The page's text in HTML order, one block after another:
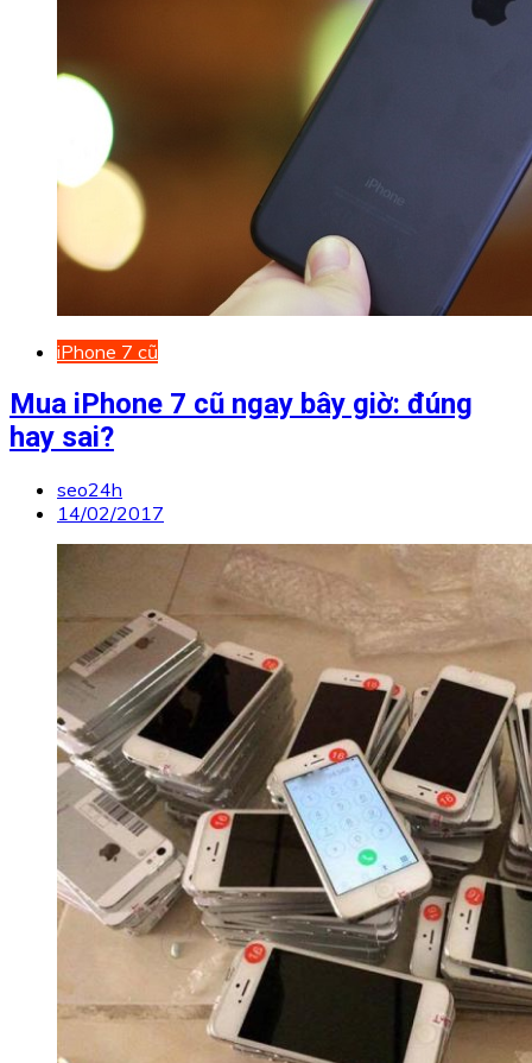
iPhone 7 cũ
Mua iPhone 7 cũ ngay bây giờ: đúng
hay sai?
seo24h
14/02/2017